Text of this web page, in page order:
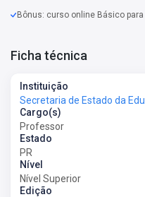
Bônus: curso online Básico
Ficha técnica
Instituição
Cargo(s)
Professor
Estado
PR
Nível
Nível Superior
Edição